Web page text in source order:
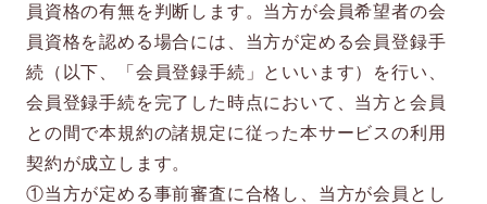
員資格の有無を判断します。当方が会員希望者の会
員資格を認める場合には、当方が定める会員登録手
続（以下、「会員登録手続」といいます）を行い、
会員登録手続を完了した時点において、当方と会員
との間で本規約の諸規定に従った本サービスの利用
契約が成立します。
①当方が定める事前審査に合格し、当方が会員とし